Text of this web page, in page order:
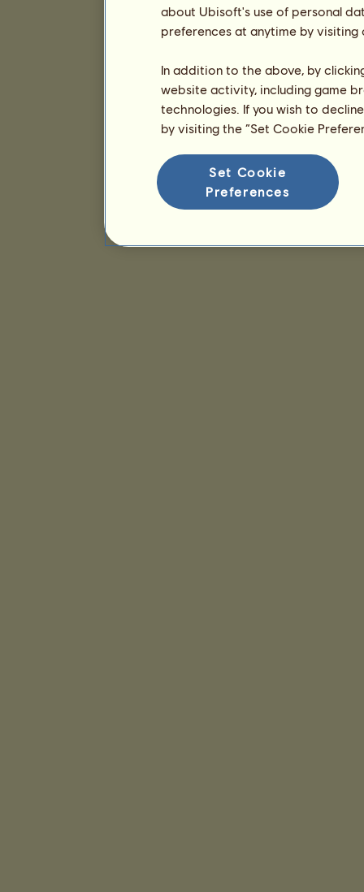
about Ubisoft's use of personal
preferences at anytime by
In addition to the above, by
website activity, including game
technologies. If you wish to
by visiting the “Set Cookie
Set Cookie
Preferences